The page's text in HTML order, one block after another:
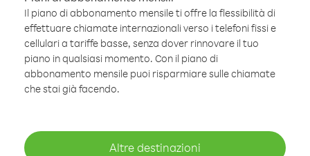
Il piano di abbonamento mensile ti offre la flessibilità di
effettuare chiamate internazionali verso i telefoni fissi e
cellulari a tariffe basse, senza dover rinnovare il tuo
piano in qualsiasi momento. Con il piano di
abbonamento mensile puoi risparmiare sulle chiamate
che stai già facendo.
Altre destinazioni